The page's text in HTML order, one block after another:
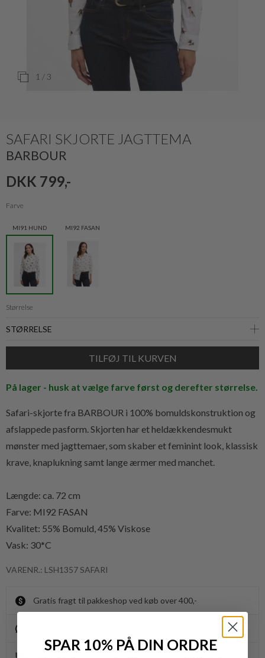
1 / 3
SAFARI SKJORTE JAGTTEMA
BARBOUR
DKK 799,-
Farve
MI91 HUND MI92 FASAN
Størrelse
På lager - husk at vælge farve først og derefter størrelse.
Safari-skjorte fra BARBOUR i 100% bomuldskonstruktion og
afslappede pasform. Skjorten har et heldækkendesmukt
mønster med jagttemaer, som skaber et feminint look, klassisk
krave, knaplukning samt lange ærmer med manchet.
Længde: ca. 72 cm
Farve: MI92 FASAN
Kvalitet: 55% Bomuld, 45% Viskose
Vask: 30*C
VARENR.: LSH1357 SAFARI
Gratis fragt til pakkeshop ved køb over 400,-
SPAR 10% PÅ DIN ORDRE